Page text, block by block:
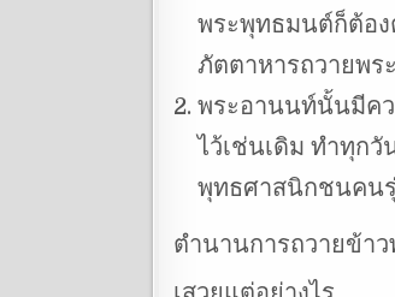
พระพุทธมนต์ก็ต้อ
ภัตตาหารถวายพร
พระอานนท์นั้นมีคว
ไว้เช่นเดิม ทำทุก
พุทธศาสนิกชนคนรุ่
ตำนานการถวายข้า